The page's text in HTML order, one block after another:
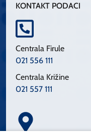
KONTAKT PODACI
Centrala Firule
021 556 111
Centrala Križine
021 557 111